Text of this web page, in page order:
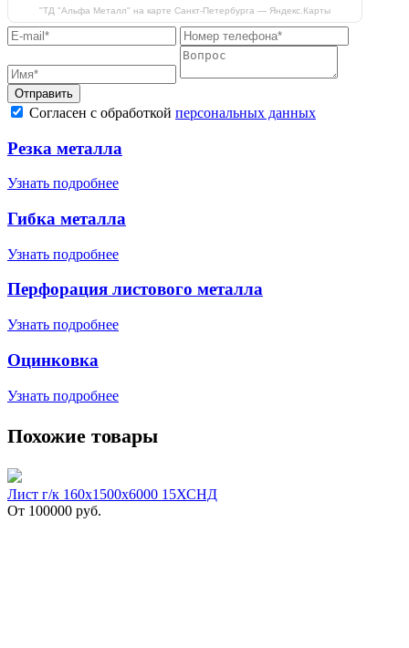
"ТД "Альфа Металл" на карте Санкт‑Петербурга — Яндекс.Карты
Отправить
Согласен с обработкой персональных данных
Резка металла
Узнать подробнее
Гибка металла
Узнать подробнее
Перфорация листового металла
Узнать подробнее
Оцинковка
Узнать подробнее
Похожие товары
Лист г/к 160х1500х6000 15ХСНД
От 100000 руб.